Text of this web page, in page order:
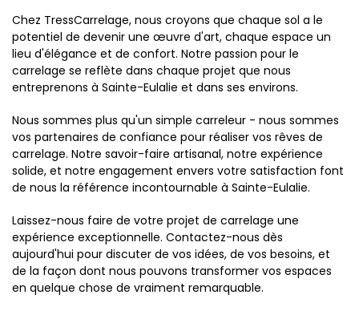
Chez TressCarrelage, nous croyons que chaque sol a le
potentiel de devenir une œuvre d'art, chaque espace un
lieu d'élégance et de confort. Notre passion pour le
carrelage se reflète dans chaque projet que nous
entreprenons à Sainte-Eulalie et dans ses environs.
Nous sommes plus qu'un simple carreleur - nous sommes
vos partenaires de confiance pour réaliser vos rêves de
carrelage. Notre savoir-faire artisanal, notre expérience
solide, et notre engagement envers votre satisfaction font
de nous la référence incontournable à Sainte-Eulalie.
Laissez-nous faire de votre projet de carrelage une
expérience exceptionnelle. Contactez-nous dès
aujourd'hui pour discuter de vos idées, de vos besoins, et
de la façon dont nous pouvons transformer vos espaces
en quelque chose de vraiment remarquable.